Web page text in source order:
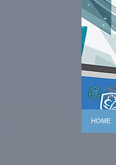
HOME